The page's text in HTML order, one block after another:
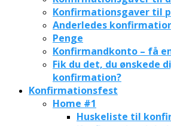
Konfirmationsgaver til
Anderledes
Penge
Konfirmandkonto – få
Fik du det, du ønskede
konfirmation?
Konfirmationsfest
Home #1
Huskeliste til